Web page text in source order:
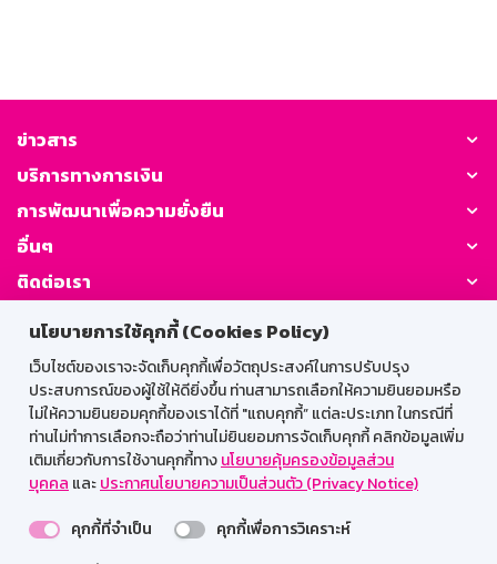
นโยบายการใช้คุกกี้ (Cookies Policy)
เว็บไซต์ของเราจะจัดเก็บคุกกี้เพื่อวัตถุประสงค์ในการปรับปรุง
ประสบการณ์ของผู้ใช้ให้ดียิ่งขึ้น ท่านสามารถเลือกให้ความยินยอมหรือ
ไม่ให้ความยินยอมคุกกี้ของเราได้ที่ "แถบคุกกี้” แต่ละประเภท ในกรณีที่
ท่านไม่ทำการเลือกจะถือว่าท่านไม่ยินยอมการจัดเก็บคุกกี้ คลิกข้อมูลเพิ่ม
เติมเกี่ยวกับการใช้งานคุกกี้ทางนโยบายคุ้มครองข้อมูลส่วน
บุคคล และประกาศนโยบายความเป็นส่วนตัว (Privacy Notice)
คุกกี้ที่จำเป็น
คุกกี้เพื่อการวิเคราะห์
ข่าวสาร
บริการทางการเงิน
การพัฒนาเพื่อความยั่งยืน
อื่นๆ
ติดต่อเรา
GSB Society:
สำหรับพนักงาน
Web HR
GSB Wisdom
M-Search
เข้าสู่ระบบเน็ตเมล